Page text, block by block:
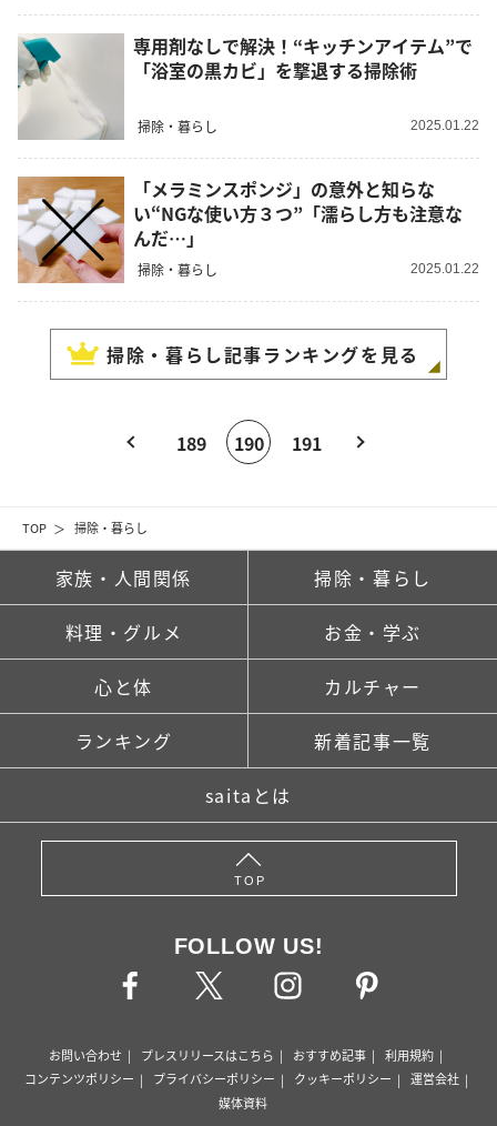
TOP 掃除・暮らし
専用剤なしで解決！“キッチンアイテム”で
「浴室の黒カビ」を撃退する掃除術
掃除・暮らし 2025.01.22
「メラミンスポンジ」の意外と知らな
い“NGな使い方３つ”「濡らし方も注意な
んだ…」
掃除・暮らし 2025.01.22
掃除・暮らし記事ランキングを見る
189 190 191
家族・人間関係 掃除・暮らし
料理・グルメ お金・学ぶ
心と体 カルチャー
ランキング 新着記事一覧
saitaとは
TOP
FOLLOW US!
お問い合わせ プレスリリースはこちら おすすめ記事
利用規約
コンテンツポリシー
プライバシーポリシー クッキーポリシー
運営会社
媒体資料